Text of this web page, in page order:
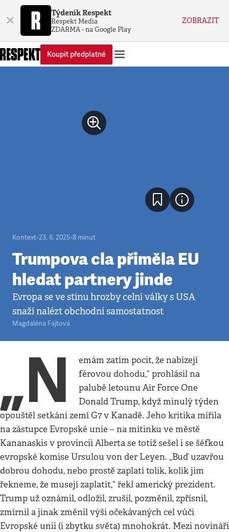
× Týdeník Respekt
Respekt Media
ZDARMA - na Google Play
ZOBRAZIT
Koupit předplatné
Kontext•23. 6. 2025•8 minut
Trumpova cla přiměla EU
hledat partnery jinde
Evropa se ve stínu hrozby celní války s USA
snaží nalézt obchodní samostatnost
Magdaléna Fajtová
„N
emám zatím pocit, že nabízejí
férovou dohodu,“ prohlásil na
palubě letounu Air Force One
Donald Trump, když minulý týden
opouštěl setkání zemí G7 v Kanadě. Jeho kritika mířila
na zástupce Evropské unie – na mítinku ve městě
Kananaskis v provincii Alberta se totiž sešel i se šéfkou
evropské komise Ursulou von der Leyen. „Buď uzavřou
dobrou dohodu, nebo prostě zaplatí tolik, kolik jim
řekneme, že musejí zaplatit,“ řekl americký prezident.
Trump už oznámil, odložil, zrušil, pozměnil, zpřísnil,
zmírnil a jinak změnil výši očekávaných cel vůči
Evropské unii (i zbytku světa) mnohokrát. Mezi novináři